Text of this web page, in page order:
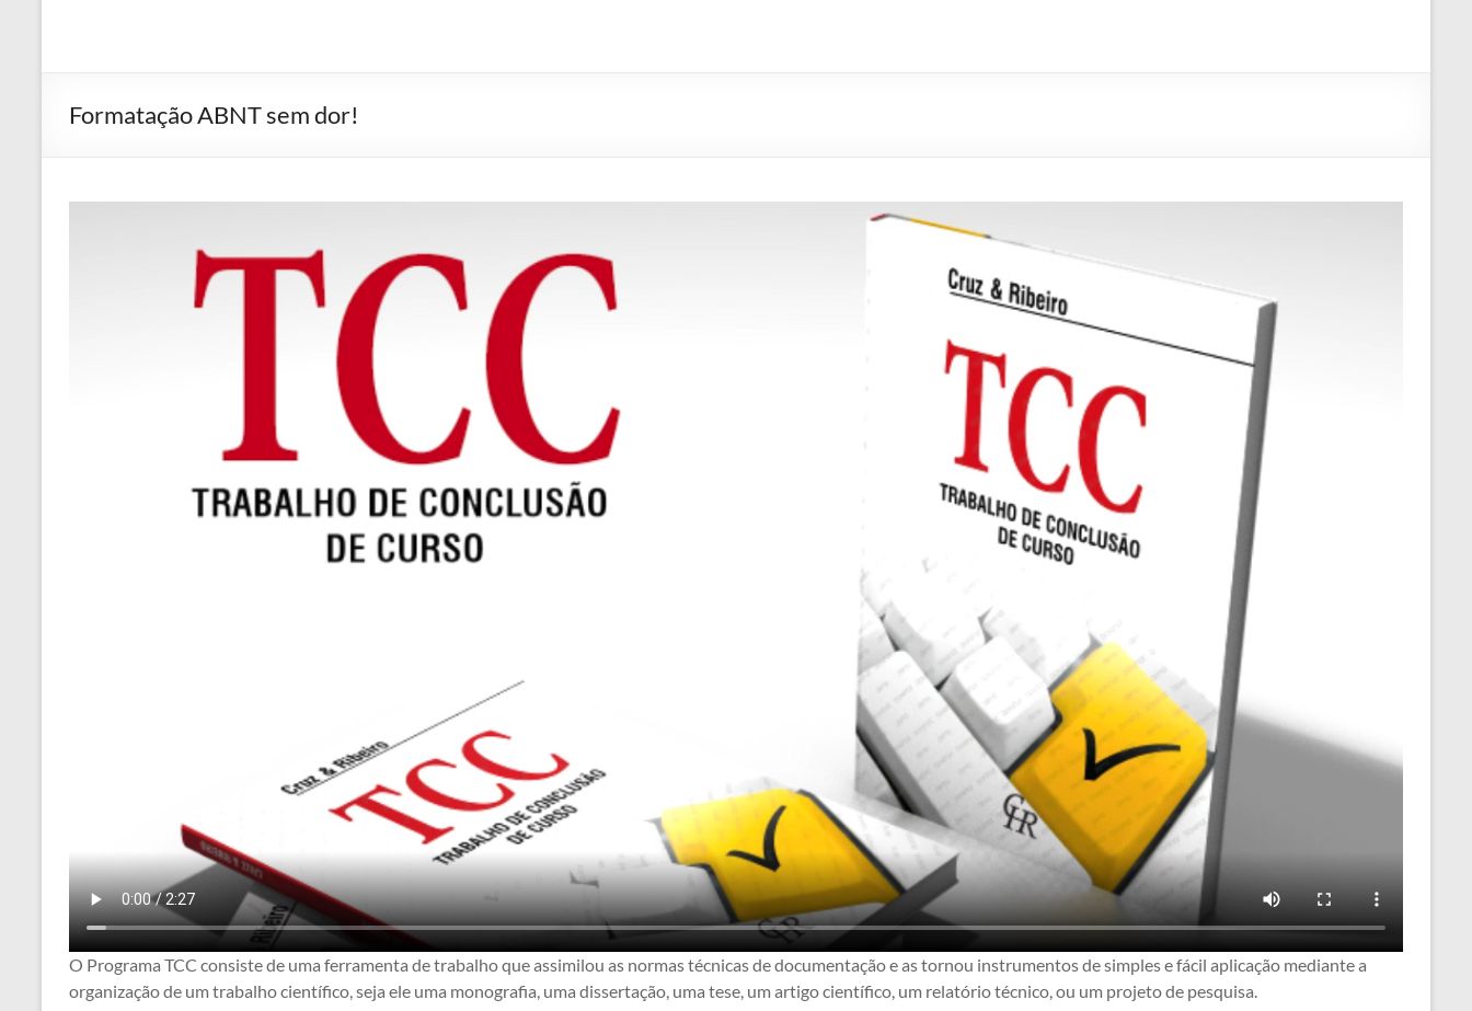
Formatação ABNT sem dor!
O Programa TCC consiste de uma ferramenta de trabalho que assimilou as normas técnicas de documentação e as tornou instrumentos de simples e fácil aplicação mediante a
organização de um trabalho científico, seja ele uma monografia, uma dissertação, uma tese, um artigo científico, um relatório técnico, ou um projeto de pesquisa.